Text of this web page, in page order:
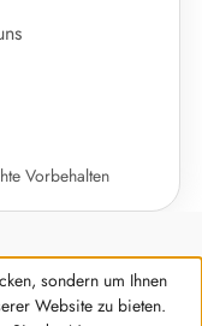
Vorbehalten
sondern um Ihnen
Website zu bieten.